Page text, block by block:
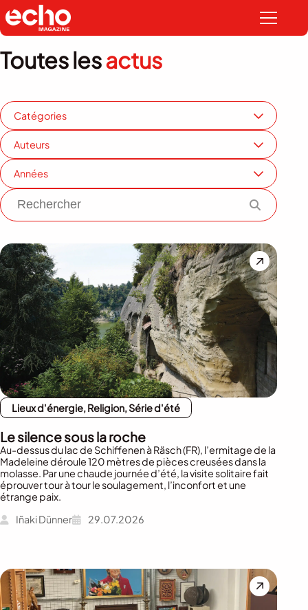
Toutes lesactus
Catégories
Auteurs
Années
Lieux d'énergie, Religion, Série d'été
Le silence sous la roche
Au-dessus du lac de Schiffenen à Räsch (FR), l’ermitage de la
Madeleine déroule 120 mètres de pièces creusées dans la
molasse. Par une chaude journée d’été, la visite solitaire fait
éprouver tour à tour le soulagement, l’inconfort et une
étrange paix.
Iñaki Dünner
29.07.2026